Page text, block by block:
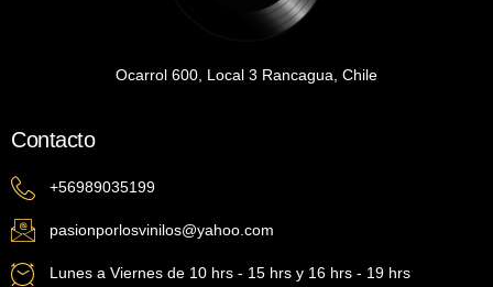
Ocarrol 600, Local 3 Rancagua, Chile
Contacto
+56989035199
pasionporlosvinilos@yahoo.com
Lunes a Viernes de 10 hrs - 15 hrs y 16 hrs - 19 hrs